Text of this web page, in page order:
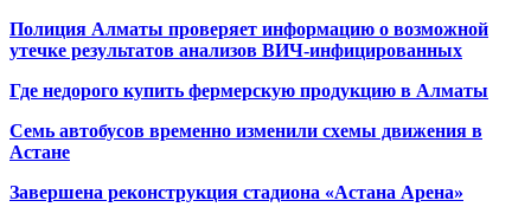
Полиция Алматы проверяет информацию о возможной
утечке результатов анализов ВИЧ-инфицированных
Где недорого купить фермерскую продукцию в Алматы
Семь автобусов временно изменили схемы движения в
Астане
Завершена реконструкция стадиона «Астана Арена»